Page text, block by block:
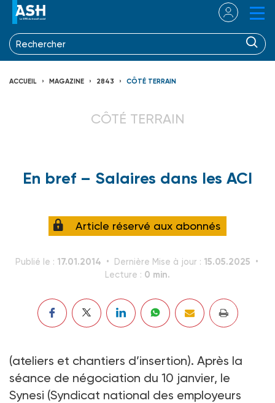
ACCUEIL MAGAZINE 2843 CÔTÉ TERRAIN
CÔTÉ TERRAIN
En bref – Salaires dans les ACI
Article réservé aux abonnés
Publié le : 17.01.2014 Dernière Mise à jour : 15.05.2025
Lecture : 0 min.
(ateliers et chantiers d’insertion). Après la
séance de négociation du 10 janvier, le
Synesi (Syndicat national des employeurs